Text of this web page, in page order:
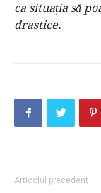
ca situația să
drastice.
Articolul precedent